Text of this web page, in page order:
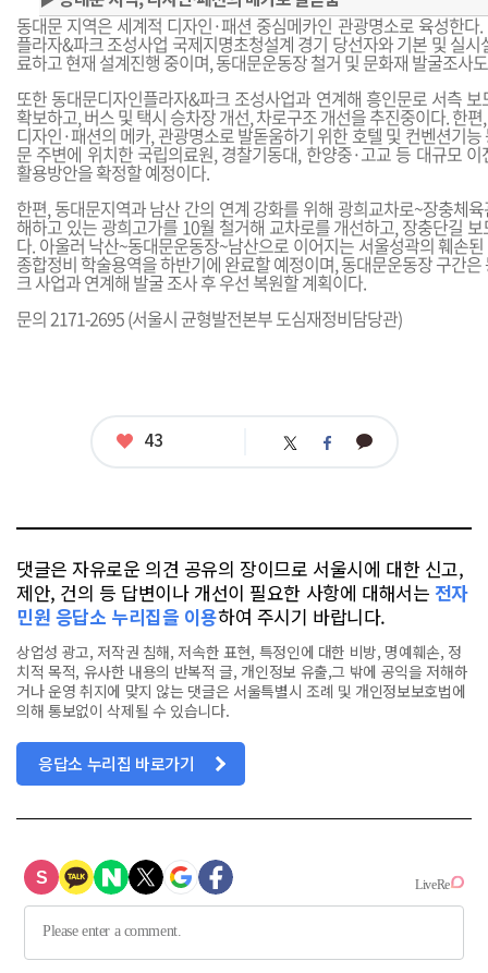
동대문 지역은 세계적 디자인·패션 중심메카인 관광명소로 육성한다
플라자&파크 조성사업 국제지명초청설계 경기 당선자와 기본 및 실
료하고 현재 설계진행 중이며, 동대문운동장 철거 및 문화재 발굴조사
또한 동대문디자인플라자&파크 조성사업과 연계해 흥인문로 서측
확보하고, 버스 및 택시 승차장 개선, 차로구조 개선을 추진중이다. 한
디자인·패션의 메카, 관광명소로 발돋움하기 위한 호텔 및 컨벤션기
문 주변에 위치한 국립의료원, 경찰기동대, 한양중·고교 등 대규모
활용방안을 확정할 예정이다.
한편, 동대문지역과 남산 간의 연계 강화를 위해 광희교차로~장충체
해하고 있는 광희고가를 10월 철거해 교차로를 개선하고, 장충단길
다. 아울러 낙산~동대문운동장~남산으로 이어지는 서울성곽의 훼손
종합정비 학술용역을 하반기에 완료할 예정이며, 동대문운동장 구간
크 사업과 연계해 발굴 조사 후 우선 복원할 계획이다.
문의 2171-2695 (서울시 균형발전본부 도심재정비담당관)
좋
43 트 페 카
댓글은 자유로운 의견 공유의 장이므로 서울시에 대한 신고,
제안, 건의 등 답변이나 개선이 필요한 사항에 대해서는 전자
민원 응답소 누리집을 이용하여 주시기 바랍니다.
상업성 광고, 저작권 침해, 저속한 표현, 특정인에 대한 비방, 명예훼손, 정
치적 목적, 유사한 내용의 반복적 글, 개인정보 유출,그 밖에 공익을 저해하
거나 운영 취지에 맞지 않는 댓글은 서울특별시 조례 및 개인정보보호법에
의해 통보없이 삭제될 수 있습니다.
응답소 누리집 바로가기